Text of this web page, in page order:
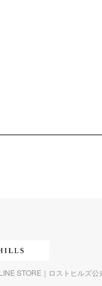
STORE｜ロストヒルズ公